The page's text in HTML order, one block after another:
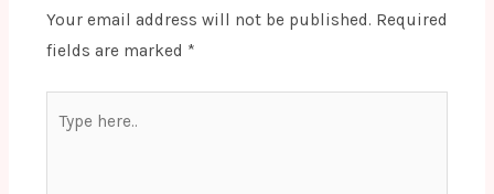
Your email address will not be published. Required
fields are marked *
here..